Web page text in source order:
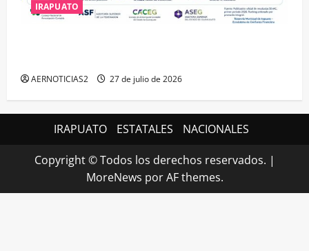
IRAPUATO
AERNOTICIAS2 27 de julio de 2026
IRAPUATO ESTATALES NACIONALES
Copyright © Todos los derechos reservados. |
MoreNews por AF themes.